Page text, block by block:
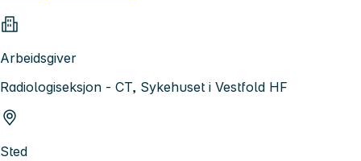
Arbeidsgiver
Radiologiseksjon - CT, Sykehuset i Vestfold HF
Sted